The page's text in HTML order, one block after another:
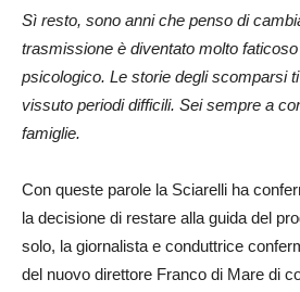
Sì resto, sono anni che penso di
trasmissione è diventato molto
psicologico. Le storie degli scomparsi
vissuto periodi difficili. Sei sempre a
famiglie.
Con queste parole la Sciarelli ha
la decisione di restare alla guida del
solo, la giornalista e conduttrice
del nuovo direttore Franco di Mare di